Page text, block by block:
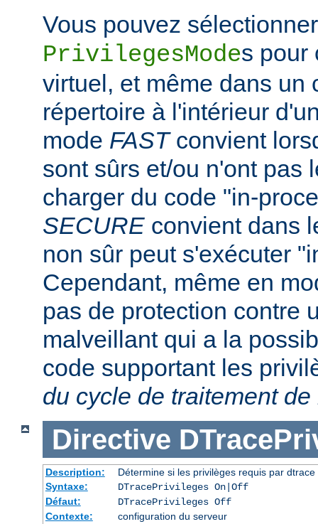
Vous pouvez
PrivilegesModes pour
virtuel, et même dans un
répertoire à l'intérieur
mode FASTconvient
sont sûrs et/ou n'ont pas
charger du code "in-
SECURE convient dans
non sûr peut s'exécuter
Cependant, même en
pas de protection contre
malveillant qui a la
code supportant les
du cycle de traitement
Directive
Description:
Détermine si les privilèges requis par
Syntaxe:
DTracePrivileges On|Off
Défaut:
DTracePrivileges Off
Contexte:
configuration du serveur